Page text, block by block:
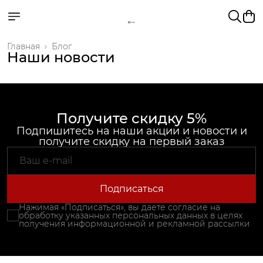
Блог
Главная ›
Наши новости
Получите скидку 5%
Подпишитесь на наши акции и новости и
получите скидку на первый заказ
Подписаться
Нажимая «Подписаться», вы даете согласие на
обработку указанных персональных данных в целях
получения информационной и рекламной рассылки